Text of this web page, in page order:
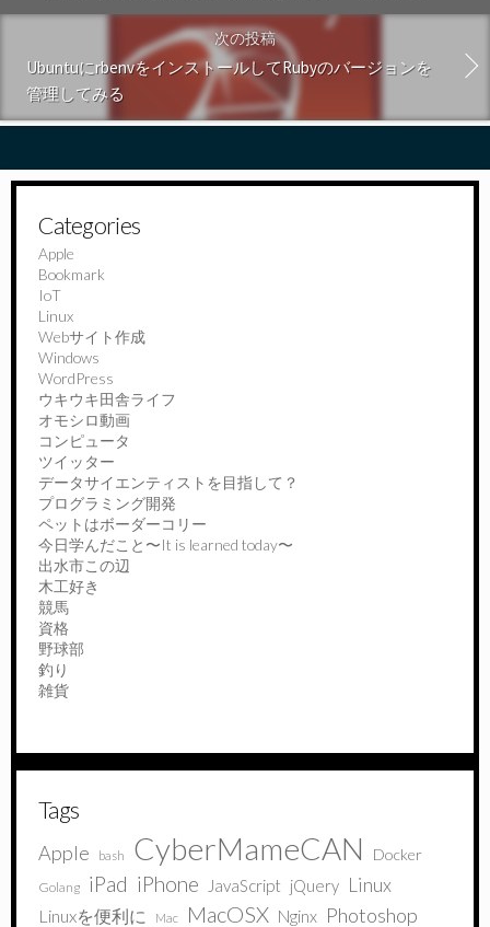
次の投稿
UbuntuにrbenvをインストールしてRubyのバージョンを
管理してみる
Categories
Apple
Bookmark
IoT
Linux
Webサイト作成
Windows
WordPress
ウキウキ田舎ライフ
オモシロ動画
コンピュータ
ツイッター
データサイエンティストを目指して？
プログラミング開発
ペットはボーダーコリー
今日学んだこと〜It is learned today〜
出水市この辺
木工好き
競馬
資格
野球部
釣り
雑貨
Tags
Apple bash CyberMameCAN Docker
Golang iPad iPhone JavaScript jQuery Linux
Linuxを便利に Mac MacOSX Nginx Photoshop